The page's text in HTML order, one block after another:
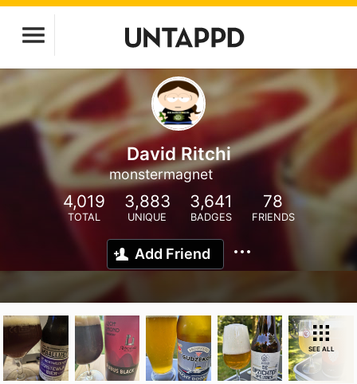
David Ritchi
monstermagnet
4,019
TOTAL
3,883
UNIQUE
3,641
BADGES
78
FRIENDS
Add Friend
SEE ALL